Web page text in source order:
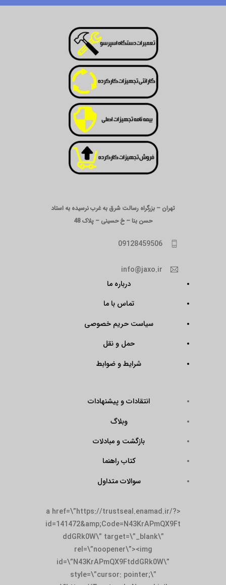
تهران – بزرگراه رسالت شرق به غرب نرسیده به استاد
حسن بنا – خ حسینی – پلاک 48
09128459506
info@jaxo.ir
درباره ما
تماس با ما
سیاست حریم خصوصی
حمل و نقل
شرایط و ضوابط
انتقادات و پیشنهادات
وبلاگ
بازگشت و مبادلات
کتاب راهنما
سوالات متداول
<a href=\”https://trustseal.enamad.ir/?
id=141472&amp;Code=N43KrAPmQX9Ft
ddGRk0W\” target=\”_blank\”
rel=\”noopener\”><img
id=\”N43KrAPmQX9FtddGRk0W\”
style=\”cursor: pointer;\”